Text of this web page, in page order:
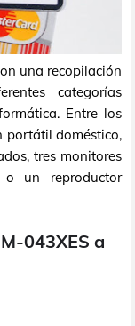
una recopilación
categorías
Entre los
portátil doméstico,
tres monitores
un reproductor
043XES a